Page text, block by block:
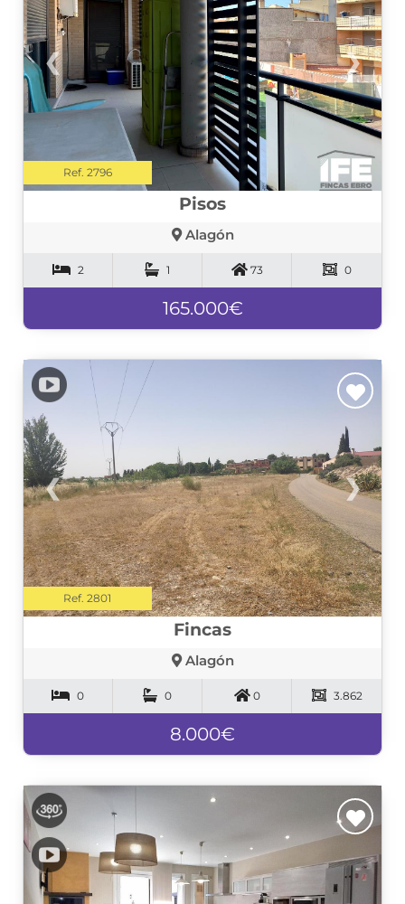
❮ ❯
Ref. 2796
Pisos
Alagón
2 1 73 0
165.000€
❮ ❯
Ref. 2801
Fincas
Alagón
0 0 0 3.862
8.000€